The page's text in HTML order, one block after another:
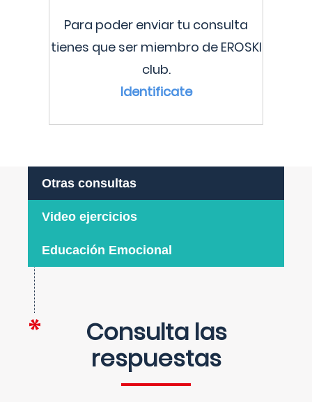
Para poder enviar tu consulta
tienes que ser miembro de EROSKI
club.
Identificate
Otras consultas
Video ejercicios
Educación Emocional
Consulta las
respuestas